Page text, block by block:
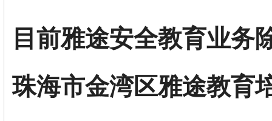
目前雅途安全教育业务
珠海市金湾区雅途教育